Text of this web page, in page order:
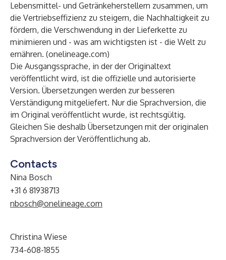
Lebensmittel- und Getränkeherstellern zusammen, um
die Vertriebseffizienz zu steigern, die Nachhaltigkeit zu
fördern, die Verschwendung in der Lieferkette zu
minimieren und - was am wichtigsten ist - die Welt zu
ernähren. (onelineage.com)
Die Ausgangssprache, in der der Originaltext
veröffentlicht wird, ist die offizielle und autorisierte
Version. Übersetzungen werden zur besseren
Verständigung mitgeliefert. Nur die Sprachversion, die
im Original veröffentlicht wurde, ist rechtsgültig.
Gleichen Sie deshalb Übersetzungen mit der originalen
Sprachversion der Veröffentlichung ab.
Contacts
Nina Bosch
+31 6 81938713
nbosch@onelineage.com
Christina Wiese
734-608-1855